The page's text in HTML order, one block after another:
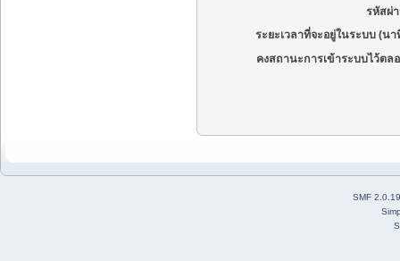
รหัสผ่
ระยะเวลาที่จะอยู่ในระบบ (นา
คงสถานะการเข้าระบบไว้ตล
SMF 2.0.19